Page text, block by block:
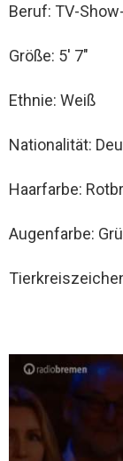
Beruf: TV-
Größe: 5′ 7″
Ethnie: Weiß
Nationalität:
Haarfarbe:
Augenfarbe: